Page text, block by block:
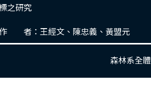
之研究
者：王經文、陳忠義、黃盟元
森林系全